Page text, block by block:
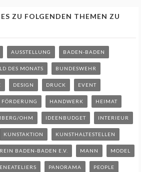
ZU FOLGENDEN THEMEN ZU
AUSSTELLUNG BADEN-BADEN
DES MONATS BUNDESWEHR
DESIGN DRUCK EVENT
FÖRDERUNG HANDWERK HEIMAT
OHM IDEENBUDGET INTERIEUR
KUNSTAKTION KUNSTHALTESTELLEN
BADEN-BADEN E.V. MANN MODEL
PANORAMA PEOPLE